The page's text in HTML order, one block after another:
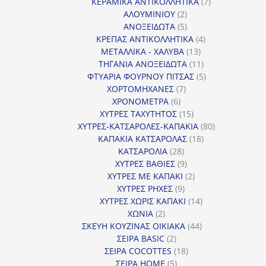
ΑΛΟΥΜΙΝΙΟΥ 22
προϊόντα
ΑΝΟΞΕΙΔΩΤΑ 55
προϊόντα
ΚΡΕΠΑΣ ΑΝΤΙΚΟΛΛΗΤΙΚΑ 44
ΜΕΤΑΛΛΙΚΑ - ΧΑΛΥΒΑ 1313
προϊόντα
ΤΗΓΑΝΙΑ ΑΝΟΞΕΙΔΩΤΑ 1111
προϊόντα
ΦΤΥΑΡΙΑ ΦΟΥΡΝΟΥ ΠΙΤΣΑΣ 55
ΧΟΡΤΟΜΗΧΑΝΕΣ 77
ΧΡΟΝΟΜΕΤΡΑ 66
προϊόντα
ΧΥΤΡΕΣ ΤΑΧΥΤΗΤΟΣ 1515
προϊόντα
ΧΥΤΡΕΣ-ΚΑΤΣΑΡΟΛΕΣ-ΚΑΠΑΚΙΑ 8080
ΚΑΠΑΚΙΑ ΚΑΤΣΑΡΟΛΑΣ 1818
ΚΑΤΣΑΡΟΛΙΑ 2828
προϊόντα
ΧΥΤΡΕΣ ΒΑΘΙΕΣ 99
προϊόντα
ΧΥΤΡΕΣ ΜΕ ΚΑΠΑΚΙ 22
ΧΥΤΡΕΣ ΡΗΧΕΣ 99
προϊόντα
ΧΥΤΡΕΣ ΧΩΡΙΣ ΚΑΠΑΚΙ 1414
ΧΩΝΙΑ 22
προϊόντα
ΣΚΕΥΗ ΚΟΥΖΙΝΑΣ ΟΙΚΙΑΚΑ 4444
ΣΕΙΡΑ BASIC 22
προϊόντα
ΣΕΙΡΑ COCOTTES 1818
ΣΕΙΡΑ HOME 55